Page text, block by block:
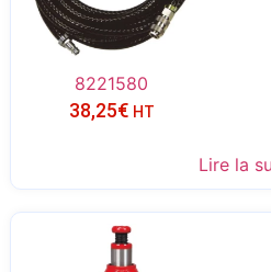
8221580
38,25€ HT
Lire la